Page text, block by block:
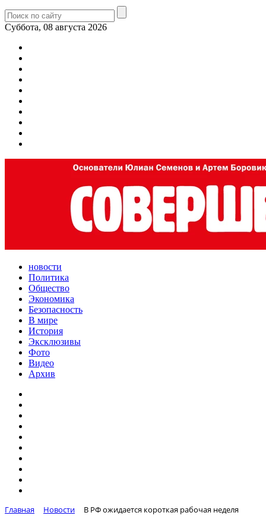
Суббота, 08 августа 2026
новости
Политика
Общество
Экономика
Безопасность
В мире
История
Эксклюзивы
Фото
Видео
Архив
Главная Новости В РФ ожидается короткая рабочая неделя